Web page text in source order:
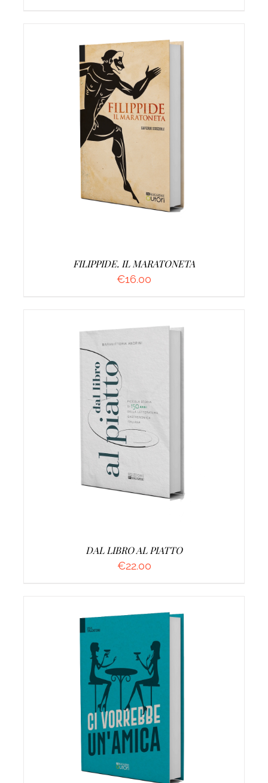
AGGIUNGI AL CARRELLO
FILIPPIDE. IL MARATONETA
€16.00
AGGIUNGI AL CARRELLO
DAL LIBRO AL PIATTO
€22.00
AGGIUNGI AL CARRELLO /